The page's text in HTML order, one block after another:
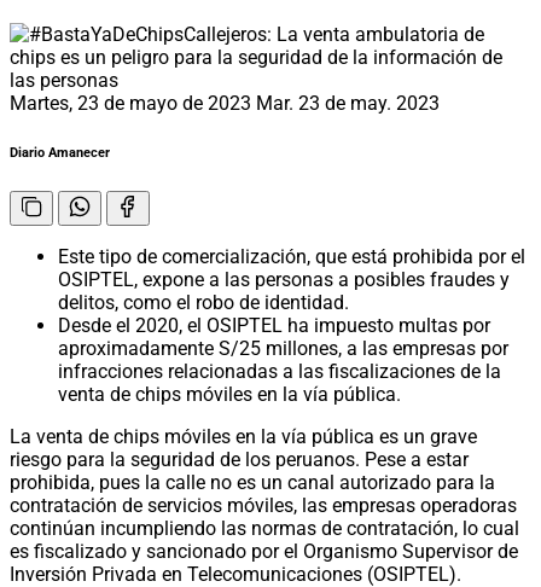
Martes, 23 de mayo de 2023 Mar. 23 de may. 2023
Diario Amanecer
Este tipo de comercialización, que está prohibida por el
OSIPTEL, expone a las personas a posibles fraudes y
delitos, como el robo de identidad.
Desde el 2020, el OSIPTEL ha impuesto multas por
aproximadamente S/25 millones, a las empresas por
infracciones relacionadas a las fiscalizaciones de la
venta de chips móviles en la vía pública.
La venta de chips móviles en la vía pública es un grave
riesgo para la seguridad de los peruanos. Pese a estar
prohibida, pues la calle no es un canal autorizado para la
contratación de servicios móviles, las empresas operadoras
continúan incumpliendo las normas de contratación, lo cual
es fiscalizado y sancionado por el Organismo Supervisor de
Inversión Privada en Telecomunicaciones (OSIPTEL).